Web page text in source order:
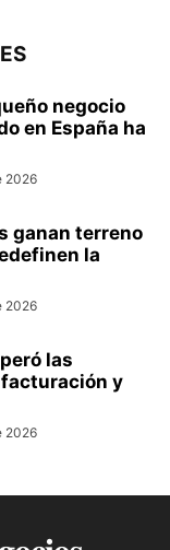
negocio
en España ha
2026
ganan terreno
la
2026
las
y
2026